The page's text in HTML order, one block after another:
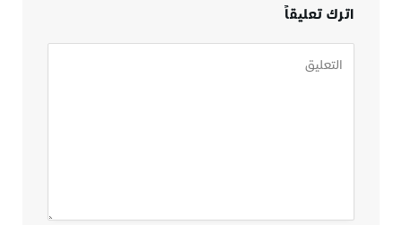
اترك تعليقاً